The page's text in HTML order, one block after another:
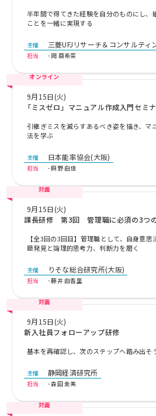
半年間で得てきた経験を自分のものにし、
ことを一緒に実現する
主催 三菱UFJリサーチ＆コンサルティ
担当 - 岡 亜希菜
オンライン
9月15日(火)
「ミスゼロ」マニュアル作成入門セミ
引継ぎミスを減らすあるべき姿を描き、マ
法を学ぶ
主催 日本能率協会(大阪)
担当 - 麻野 由佳
対面
9月15日(火)
課長研修 第3回 管理職に必須の3つ
【全3回の3回目】管理職として、自身意
題発見と論理的思考力、判断力を磨く
主催 りそな総合研究所(大阪)
担当 - 藤井 由香里
対面
9月15日(火)
新入社員フォローアップ研修
基本を再確認し、次のステップへ踏み出そ
主催 静岡経済研究所
担当 - 森田 圭美
対面